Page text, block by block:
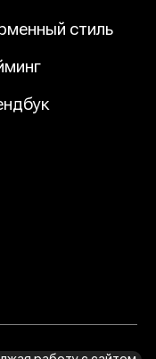
стиль